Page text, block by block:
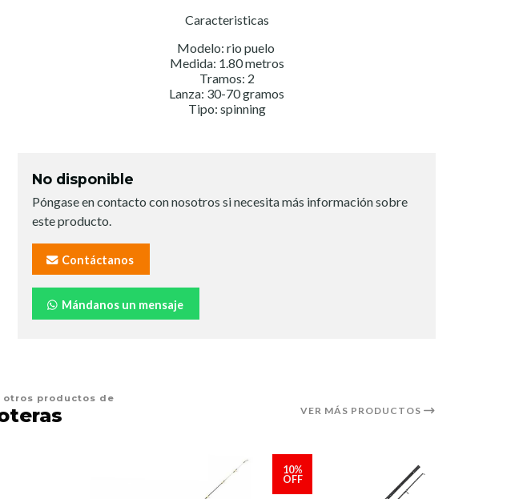
Caracteristicas
Modelo: rio puelo
Medida: 1.80 metros
Tramos: 2
Lanza: 30-70 gramos
Tipo: spinning
No disponible
Póngase en contacto con nosotros si necesita más información sobre
este producto.
Contáctanos
Mándanos un mensaje
otros productos de
VER MÁS PRODUCTOS
10%
OFF